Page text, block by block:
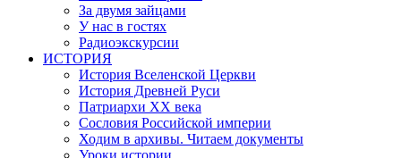
За двумя зайцами
У нас в гостях
Радиоэкскурсии
ИСТОРИЯ
История Вселенской Церкви
История Древней Руси
Патриархи XX века
Сословия Российской империи
Ходим в архивы. Читаем документы
Уроки истории